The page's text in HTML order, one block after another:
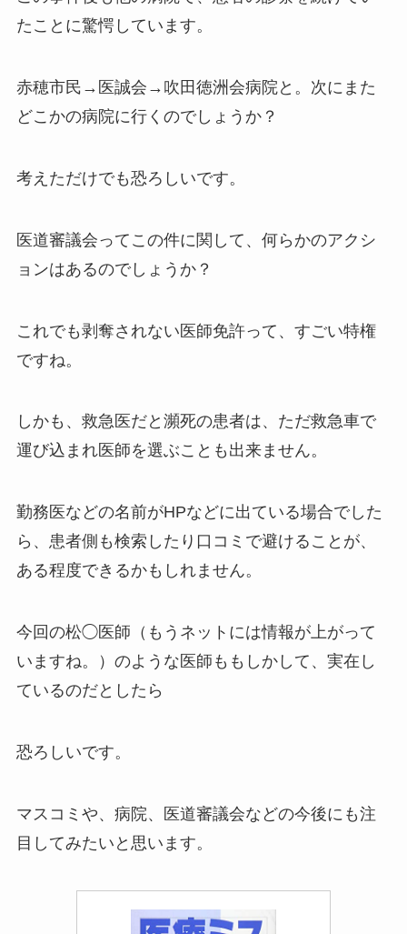
たことに驚愕しています。
赤穂市民→医誠会→吹田徳洲会病院と。次にまた
どこかの病院に行くのでしょうか？
考えただけでも恐ろしいです。
医道審議会ってこの件に関して、何らかのアクシ
ョンはあるのでしょうか？
これでも剥奪されない医師免許って、すごい特権
ですね。
しかも、救急医だと瀕死の患者は、ただ救急車で
運び込まれ医師を選ぶことも出来ません。
勤務医などの名前がHPなどに出ている場合でした
ら、患者側も検索したり口コミで避けることが、
ある程度できるかもしれません。
今回の松◯医師（もうネットには情報が上がって
いますね。）のような医師ももしかして、実在し
ているのだとしたら
恐ろしいです。
マスコミや、病院、医道審議会などの今後にも注
目してみたいと思います。